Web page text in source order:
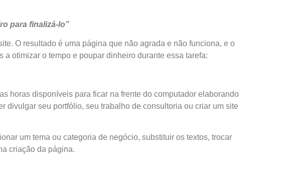
para finalizá-lo”
O resultado é uma página que não agrada e não funciona, e o
otimizar o tempo e poupar dinheiro durante essa tarefa:
horas disponíveis para ficar na frente do computador elaborando
divulgar seu portfólio, seu trabalho de consultoria ou criar um site
um tema ou categoria de negócio, substituir os textos, trocar
criação da página.